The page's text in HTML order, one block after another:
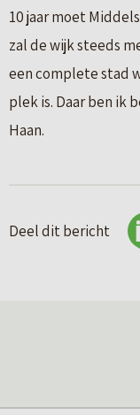
10 jaar moet
zal de wijk steeds
een complete stad
plek is. Daar ben ik
Haan.
Deel dit bericht